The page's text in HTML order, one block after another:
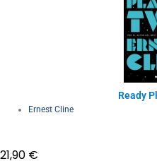
Ready
Ernest Cline
21,90 €